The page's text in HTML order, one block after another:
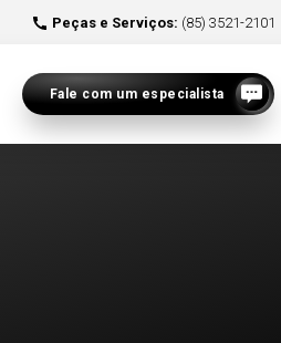
Peças e Serviços: (85) 3521-2101
Fale com um especialista